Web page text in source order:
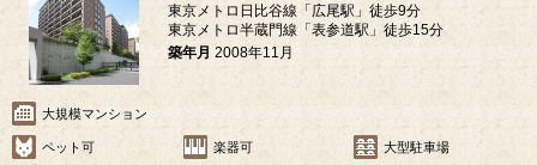
東京メトロ日比谷線「広尾駅」徒歩9分
東京メトロ半蔵門線「表参道駅」徒歩15分
築年月 2008年11月
大規模マンション
ペット可 楽器可 大型駐車場